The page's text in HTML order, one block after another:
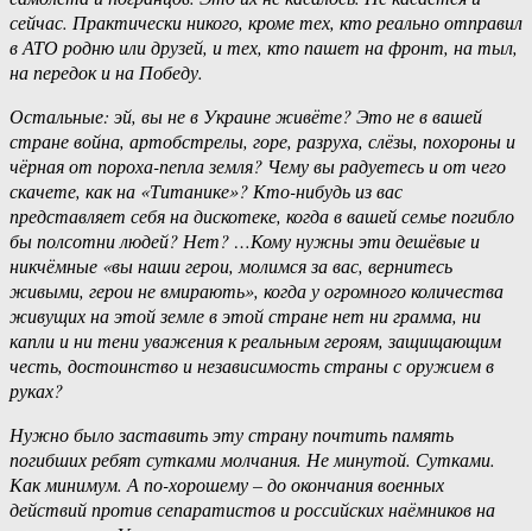
сейчас. Практически никого, кроме тех, кто реально отправил
в АТО родню или друзей, и тех, кто пашет на фронт, на тыл,
на передок и на Победу.
Остальные: эй, вы не в Украине живёте? Это не в вашей
стране война, артобстрелы, горе, разруха, слёзы, похороны и
чёрная от пороха-пепла земля? Чему вы радуетесь и от чего
скачете, как на «Титанике»? Кто-нибудь из вас
представляет себя на дискотеке, когда в вашей семье погибло
бы полсотни людей? Нет? …Кому нужны эти дешёвые и
никчёмные «вы наши герои, молимся за вас, вернитесь
живыми, герои не вмирають», когда у огромного количества
живущих на этой земле в этой стране нет ни грамма, ни
капли и ни тени уважения к реальным героям, защищающим
честь, достоинство и независимость страны с оружием в
руках?
Нужно было заставить эту страну почтить память
погибших ребят сутками молчания. Не минутой. Сутками.
Как минимум. А по-хорошему – до окончания военных
действий против сепаратистов и российских наёмников на